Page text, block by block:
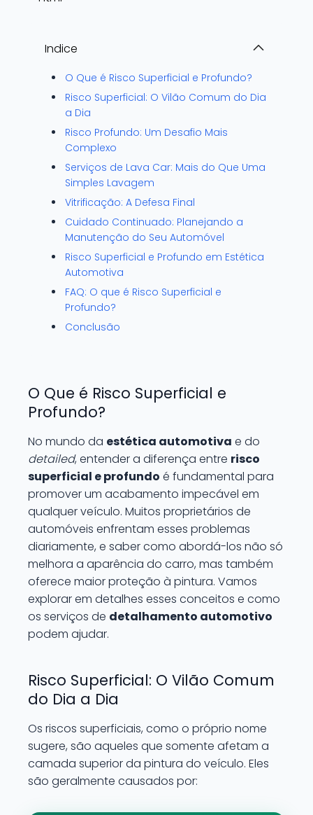
Indice
O Que é Risco Superficial e Profundo?
Risco Superficial: O Vilão Comum do Dia
a Dia
Risco Profundo: Um Desafio Mais
Complexo
Serviços de Lava Car: Mais do Que Uma
Simples Lavagem
Vitrificação: A Defesa Final
Cuidado Continuado: Planejando a
Manutenção do Seu Automóvel
Risco Superficial e Profundo em Estética
Automotiva
FAQ: O que é Risco Superficial e
Profundo?
Conclusão
O Que é Risco Superficial e
Profundo?
No mundo da estética automotiva e do
detailed, entender a diferença entre risco
superficial e profundo é fundamental para
promover um acabamento impecável em
qualquer veículo. Muitos proprietários de
automóveis enfrentam esses problemas
diariamente, e saber como abordá-los não só
melhora a aparência do carro, mas também
oferece maior proteção à pintura. Vamos
explorar em detalhes esses conceitos e como
os serviços de detalhamento automotivo
podem ajudar.
Risco Superficial: O Vilão Comum
do Dia a Dia
Os riscos superficiais, como o próprio nome
sugere, são aqueles que somente afetam a
camada superior da pintura do veículo. Eles
são geralmente causados por: